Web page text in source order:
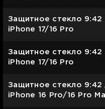
Защитное стекло 9:42
iPhone 17/16 Pro
Защитное стекло 9:42
iPhone 17/16 Pro
Защитное стекло 9:42
iPhone 16 Pro/16 Pro